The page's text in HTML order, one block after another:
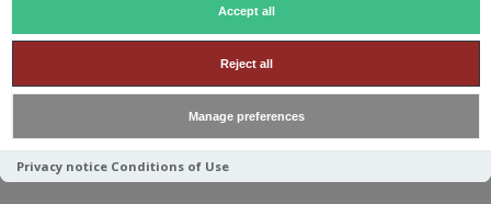
Accept all
Reject all
Manage preferences
Privacy notice Conditions of Use
NIO COCKTAIL / VODKA SOUR
100ML 20.4°